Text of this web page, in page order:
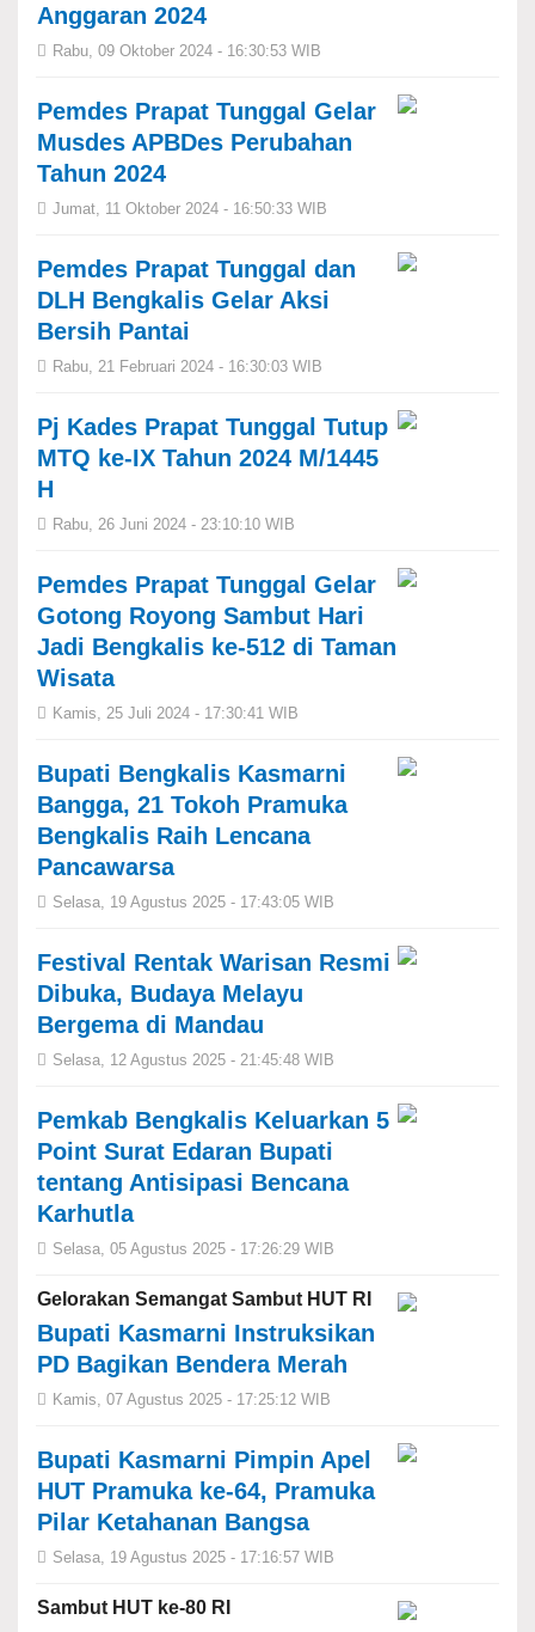
Anggaran 2024
Rabu, 09 Oktober 2024 - 16:30:53 WIB
Pemdes Prapat Tunggal Gelar
Musdes APBDes Perubahan
Tahun 2024
Jumat, 11 Oktober 2024 - 16:50:33 WIB
Pemdes Prapat Tunggal dan
DLH Bengkalis Gelar Aksi
Bersih Pantai
Rabu, 21 Februari 2024 - 16:30:03 WIB
Pj Kades Prapat Tunggal Tutup
MTQ ke-IX Tahun 2024 M/1445
H
Rabu, 26 Juni 2024 - 23:10:10 WIB
Pemdes Prapat Tunggal Gelar
Gotong Royong Sambut Hari
Jadi Bengkalis ke-512 di Taman
Wisata
Kamis, 25 Juli 2024 - 17:30:41 WIB
Bupati Bengkalis Kasmarni
Bangga, 21 Tokoh Pramuka
Bengkalis Raih Lencana
Pancawarsa
Selasa, 19 Agustus 2025 - 17:43:05 WIB
Festival Rentak Warisan Resmi
Dibuka, Budaya Melayu
Bergema di Mandau
Selasa, 12 Agustus 2025 - 21:45:48 WIB
Pemkab Bengkalis Keluarkan 5
Point Surat Edaran Bupati
tentang Antisipasi Bencana
Karhutla
Selasa, 05 Agustus 2025 - 17:26:29 WIB
Gelorakan Semangat Sambut HUT RI
Bupati Kasmarni Instruksikan
PD Bagikan Bendera Merah
Kamis, 07 Agustus 2025 - 17:25:12 WIB
Bupati Kasmarni Pimpin Apel
HUT Pramuka ke-64, Pramuka
Pilar Ketahanan Bangsa
Selasa, 19 Agustus 2025 - 17:16:57 WIB
Sambut HUT ke-80 RI